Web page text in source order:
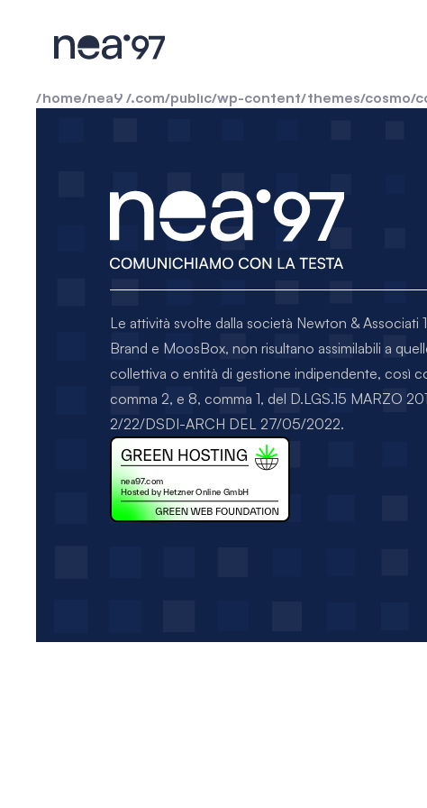
Warning : include(): Filename cannot be empty in
/home/nea97.com/public/wp-content/themes/cosmo/
Le attività svolte dalla società Newton &
Brand e MoosBox, non risultano assimilabili a
collettiva o entità di gestione indipendente, così
comma 2, e 8, comma 1, del D.LGS.15 MARZO
2/22/DSDI-ARCH DEL 27/05/2022.